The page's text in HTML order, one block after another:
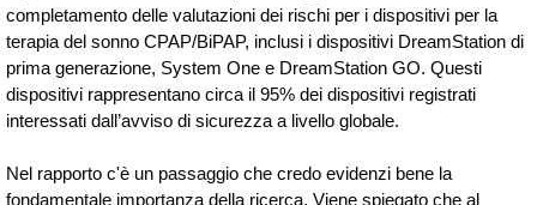
completamento delle valutazioni dei rischi per i dispositivi per la
terapia del sonno CPAP/BiPAP, inclusi i dispositivi DreamStation di
prima generazione, System One e DreamStation GO. Questi
dispositivi rappresentano circa il 95% dei dispositivi registrati
interessati dall’avviso di sicurezza a livello globale.
Nel rapporto c'è un passaggio che credo evidenzi bene la
fondamentale importanza della ricerca. Viene spiegato che al